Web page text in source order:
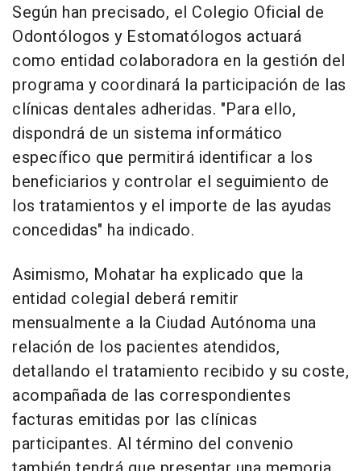
Según han precisado, el Colegio Oficial de
Odontólogos y Estomatólogos actuará
como entidad colaboradora en la gestión del
programa y coordinará la participación de las
clínicas dentales adheridas. "Para ello,
dispondrá de un sistema informático
específico que permitirá identificar a los
beneficiarios y controlar el seguimiento de
los tratamientos y el importe de las ayudas
concedidas" ha indicado.
Asimismo, Mohatar ha explicado que la
entidad colegial deberá remitir
mensualmente a la Ciudad Autónoma una
relación de los pacientes atendidos,
detallando el tratamiento recibido y su coste,
acompañada de las correspondientes
facturas emitidas por las clínicas
participantes. Al término del convenio